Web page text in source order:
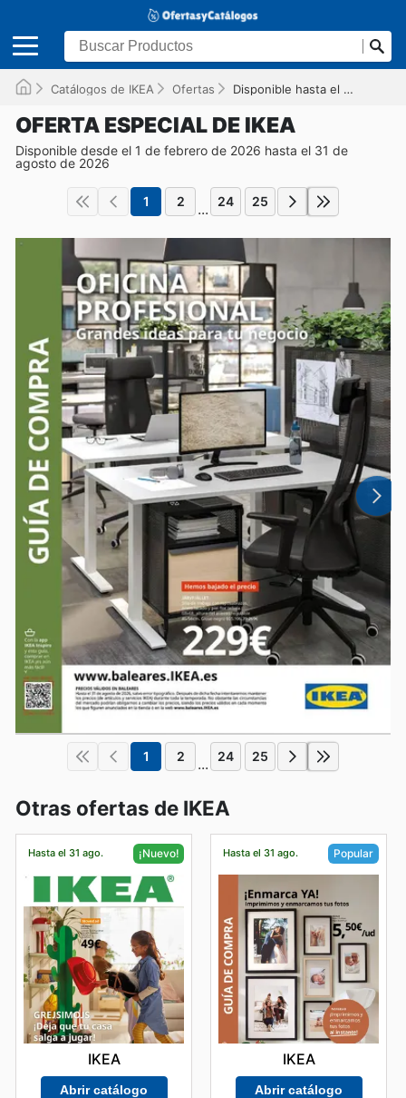
Catálogos de IKEA Ofertas Disponible hasta el 31/08/2026
OFERTA ESPECIAL DE IKEA
Disponible desde el 1 de febrero de 2026 hasta el 31 de
agosto de 2026
1 2 ... 24 25
1 2 ... 24 25
Otras ofertas de IKEA
Hasta el 31 ago. ¡Nuevo!
IKEA
Abrir catálogo
Hasta el 31 ago. Popular
IKEA
Abrir catálogo